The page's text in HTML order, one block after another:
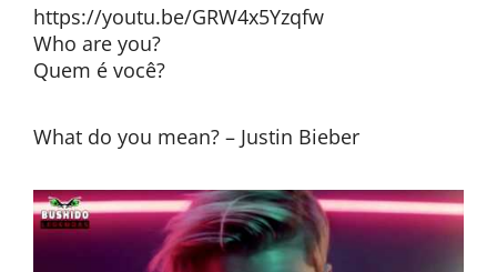
https://youtu.be/GRW4x5Yzqfw
Who are you?
Quem é você?
What do you mean? – Justin Bieber